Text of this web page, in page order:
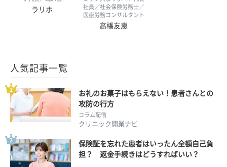
ラリホ
社員／社会保険労務士／
医療労務コンサルタント
高橋友恵
人気記事一覧
お礼のお菓子はもらえない！患者さんとの
攻防の行方
コラム配信
クリニック開業ナビ
保険証を忘れた患者はいったん全額自己負
担？ 返金手続きはどうすればいい？